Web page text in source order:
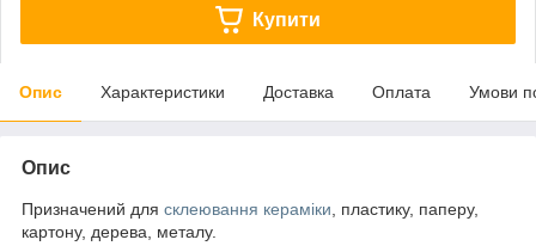
Купити
Опис Характеристики Доставка Оплата Умови
Опис
Призначений для склеювання кераміки , пластику, паперу,
картону, дерева, металу.